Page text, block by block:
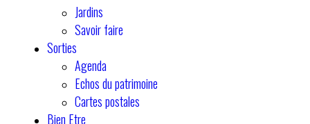
Jardins
Savoir faire
Sorties
Agenda
Echos du patrimoine
Cartes postales
Bien Etre